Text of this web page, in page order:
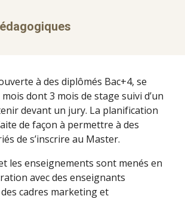
à des diplômés Bac+4, se
dont 3 mois de stage suivi d’un
devant un jury. La planification
de façon à permettre à des
de s’inscrire au Master.
les enseignements sont menés en
avec des enseignants
cadres marketing et